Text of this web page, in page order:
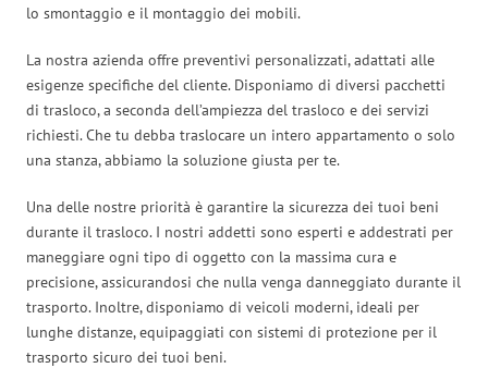
lo smontaggio e il montaggio dei mobili.
La nostra azienda offre preventivi personalizzati, adattati alle
esigenze specifiche del cliente. Disponiamo di diversi pacchetti
di trasloco, a seconda dell’ampiezza del trasloco e dei servizi
richiesti. Che tu debba traslocare un intero appartamento o solo
una stanza, abbiamo la soluzione giusta per te.
Una delle nostre priorità è garantire la sicurezza dei tuoi beni
durante il trasloco. I nostri addetti sono esperti e addestrati per
maneggiare ogni tipo di oggetto con la massima cura e
precisione, assicurandosi che nulla venga danneggiato durante il
trasporto. Inoltre, disponiamo di veicoli moderni, ideali per
lunghe distanze, equipaggiati con sistemi di protezione per il
trasporto sicuro dei tuoi beni.